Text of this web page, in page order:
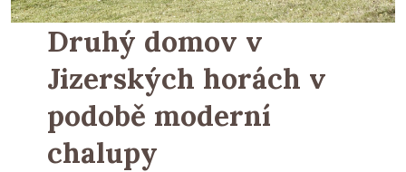
Druhý domov v
Jizerských horách v
podobě moderní
chalupy